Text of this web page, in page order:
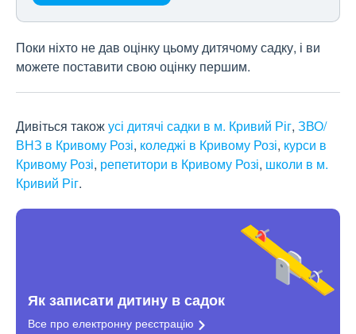
Поки ніхто не дав оцінку цьому дитячому садку, і ви
можете поставити свою оцінку першим.
Дивіться такожусі дитячі садки в м. Кривий Ріг, ЗВО/
ВНЗ в Кривому Розі, коледжі в Кривому Розі, курси в
Кривому Розі, репетитори в Кривому Розі, школи в м.
Кривий Ріг.
Як записати дитину в садок
Все про електронну реєстрацію